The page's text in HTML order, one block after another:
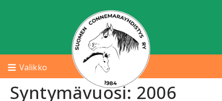
Valikko
Syntymävuosi: 2006